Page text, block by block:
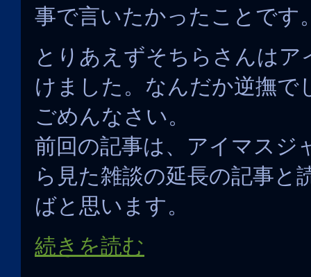
事で言いたかったことです
とりあえずそちらさんはア
けました。なんだか逆撫で
ごめんなさい。
前回の記事は、アイマスジ
ら見た雑談の延長の記事と
ばと思います。
続きを読む